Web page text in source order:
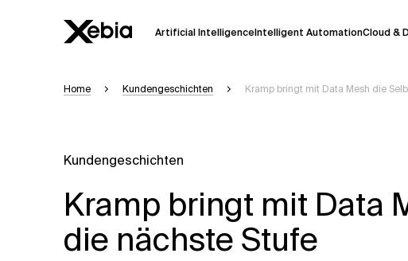
Artificial IntelligenceIntelligent AutomationCloud &
Ai Übersicht
Sekunden dauern. Wir streben nach Genauigkeit,
Bitte überprüfen Sie wichtige Informationen,
kontaktieren Sie uns direkt.
Home Kundengeschichten Kramp bringt mit Data Mesh die
Kundengeschichten
Kramp bringt mit Data
die nächste Stufe